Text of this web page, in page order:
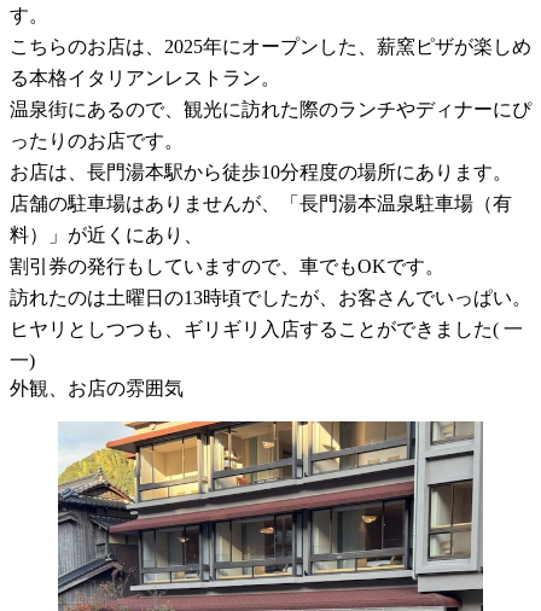
す。
こちらのお店は、2025年にオープンした、薪窯ピザが楽しめ
る本格イタリアンレストラン。
温泉街にあるので、観光に訪れた際のランチやディナーにぴ
ったりのお店です。
お店は、長門湯本駅から徒歩10分程度の場所にあります。
店舗の駐車場はありませんが、「長門湯本温泉駐車場（有
料）」が近くにあり、
割引券の発行もしていますので、車でもOKです。
訪れたのは土曜日の13時頃でしたが、お客さんでいっぱい。
ヒヤリとしつつも、ギリギリ入店することができました( 一
一)
外観、お店の雰囲気